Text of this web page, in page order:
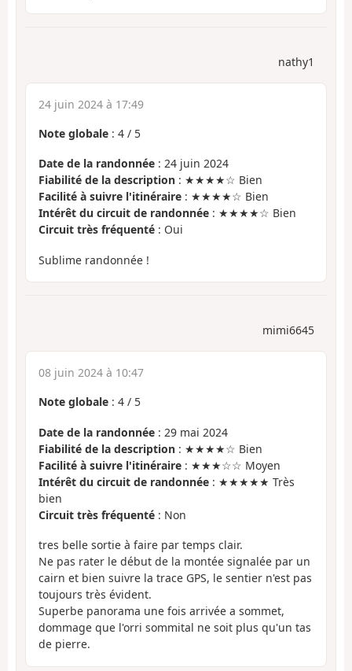
nathy1
24 juin 2024 à 17:49
Note globale : 4 / 5
Date de la randonnée : 24 juin 2024
Fiabilité de la description : ★★★★☆ Bien
Facilité à suivre l'itinéraire : ★★★★☆ Bien
Intérêt du circuit de randonnée : ★★★★☆ Bien
Circuit très fréquenté : Oui
Sublime randonnée !
mimi6645
08 juin 2024 à 10:47
Note globale : 4 / 5
Date de la randonnée : 29 mai 2024
Fiabilité de la description : ★★★★☆ Bien
Facilité à suivre l'itinéraire : ★★★☆☆ Moyen
Intérêt du circuit de randonnée : ★★★★★ Très
bien
Circuit très fréquenté : Non
tres belle sortie à faire par temps clair.
Ne pas rater le début de la montée signalée par un
cairn et bien suivre la trace GPS, le sentier n'est pas
toujours très évident.
Superbe panorama une fois arrivée a sommet,
dommage que l'orri sommital ne soit plus qu'un tas
de pierre.